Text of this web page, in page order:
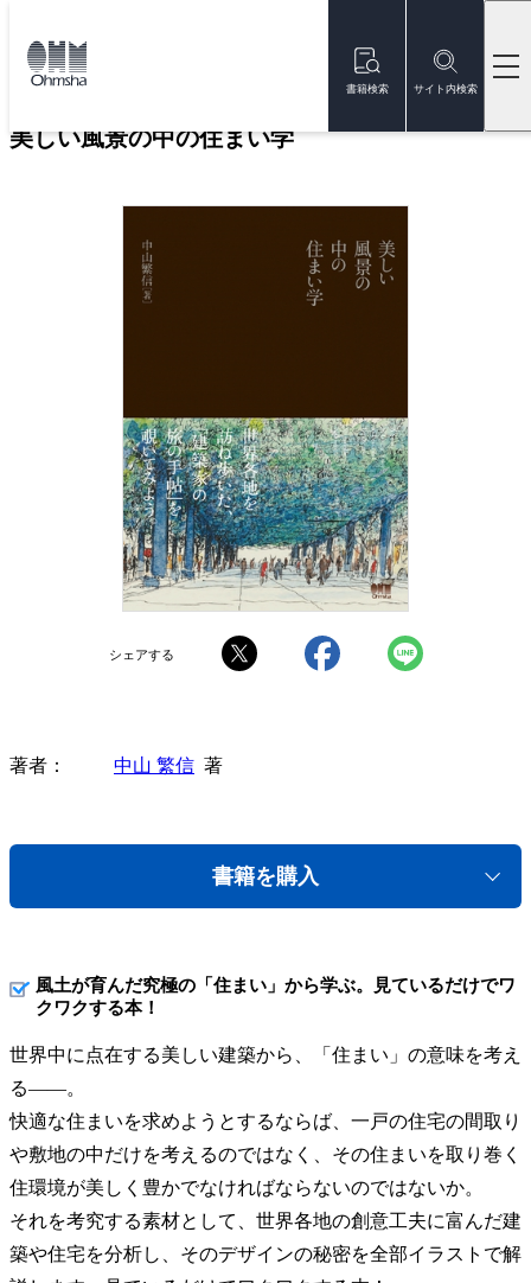
書籍検索 サイト内検索
トップ
美しい風景の中の住まい学
シェアする
著者 中山 繁信 著
書籍を購入
風土が育んだ究極の「住まい」から学ぶ。見ているだけでワ
クワクする本！
世界中に点在する美しい建築から、「住まい」の意味を考え
る——。
快適な住まいを求めようとするならば、一戸の住宅の間取り
や敷地の中だけを考えるのではなく、その住まいを取り巻く
住環境が美しく豊かでなければならないのではないか。
それを考究する素材として、世界各地の創意工夫に富んだ建
築や住宅を分析し、そのデザインの秘密を全部イラストで解